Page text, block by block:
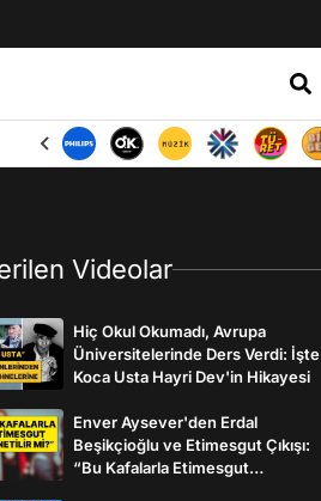
Videolar
Hiç Okul Okumadı, Avrupa
Üniversitelerinde Ders Verdi: İşte
Koca Usta Hayri Dev'in Hikayesi
Enver Aysever'den Erdal
Beşikçioğlu ve Etimesgut Çıkışı:
“Bu Kafalarla Etimesgut